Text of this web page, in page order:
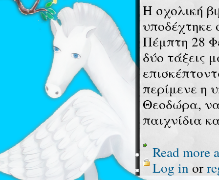
Η σχολική
υποδέχτηκε
Πέμπτη 28
δύο τάξεις
περίμενε η
Θεοδώρα,
παιχνίδια
Read more
Log in or